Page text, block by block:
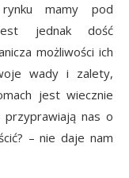
mamy pod
jednak dość
możliwości ich
wady i zalety,
jest wiecznie
przyprawiają nas o
– nie daje nam